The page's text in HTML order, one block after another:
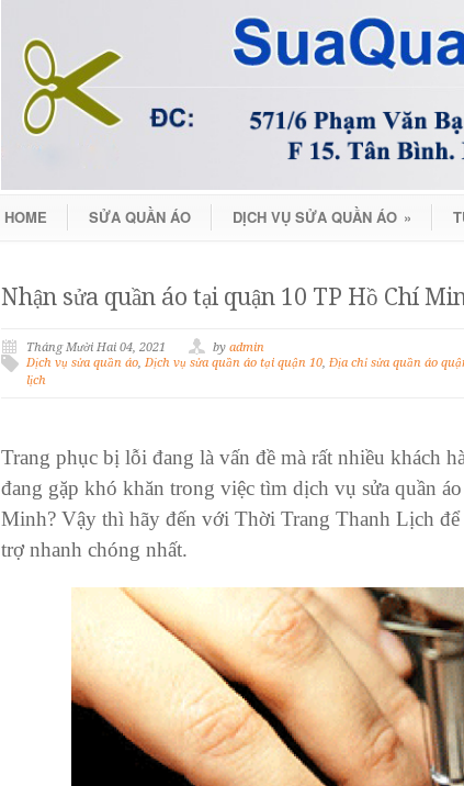
HOME SỬA QUẦN ÁO DỊCH VỤ SỬA QUẦN ÁO »
Nhận sửa quần áo tại quận 10 TP Hồ Chí
Tháng Mười Hai 04, 2021 by admin
Dịch vụ sửa quần áo, Dịch vụ sửa quần áo tại quận 10, Địa chỉ sửa quần áo
lịch
Trang phục bị lỗi đang là vấn đề mà rất nhiều khách
đang gặp khó khăn trong việc tìm dịch vụ sửa quần
Minh? Vậy thì hãy đến với Thời Trang Thanh Lịch
trợ nhanh chóng nhất.